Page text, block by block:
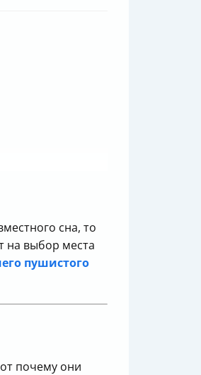
сна, то
на выбор места
пушистого
почему они